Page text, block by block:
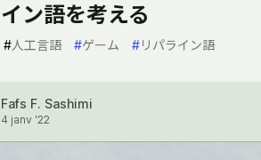
イン語を考える
#人工言語 #ゲーム #リパライン語
Fafs F. Sashimi
4 janv '22